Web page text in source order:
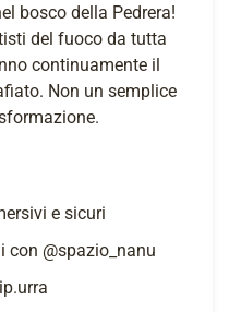
bosco della Pedrera!
del fuoco da tutta
continuamente il
Non un semplice
e sicuri
con @spazio_nanu